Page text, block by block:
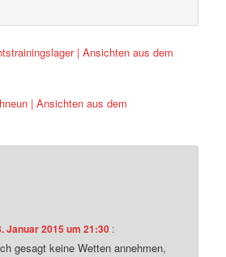
| Ansichten aus dem
| Ansichten aus dem
Januar 2015 um 21:30 :
gesagt keine Wetten annehmen,